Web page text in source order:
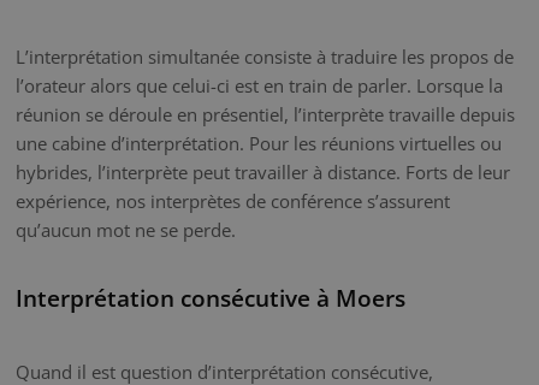
L’interprétation simultanée consiste à traduire les propos de
l’orateur alors que celui-ci est en train de parler. Lorsque la
réunion se déroule en présentiel, l’interprète travaille depuis
une cabine d’interprétation. Pour les réunions virtuelles ou
hybrides, l’interprète peut travailler à distance. Forts de leur
expérience, nos interprètes de conférence s’assurent
qu’aucun mot ne se perde.
Interprétation consécutive à Moers
Quand il est question d’interprétation consécutive,